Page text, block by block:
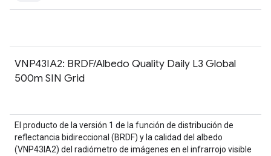
VNP43IA2: BRDF/Albedo Quality Daily L3 Global
500m SIN Grid
El producto de la versión 1 de la función de distribución de
reflectancia bidireccional (BRDF) y la calidad del albedo
(VNP43IA2) del radiómetro de imágenes en el infrarrojo visible